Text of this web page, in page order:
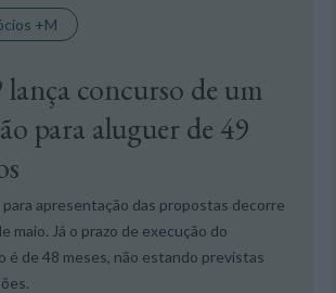
+M
concurso de um
para aluguer de 49
para apresentação das propostas decorre
maio. Já o prazo de execução do
é de 48 meses, não estando previstas